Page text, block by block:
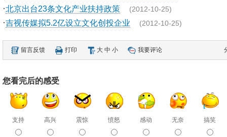
·北京出台23条文化产业扶持政策 (2012-10-25)
·吉视传媒拟5.2亿设立文化创投企业 (2012-10-25)
留言反馈 打印 大 中 小 我要评论
您看完后的感受
支持 高兴 震惊 愤怒 感动 无奈 搞笑